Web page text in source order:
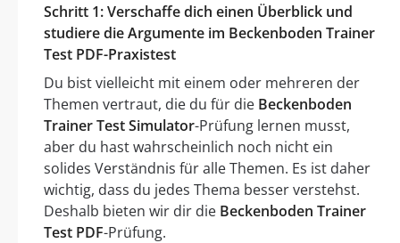
Schritt 1: Verschaffe dich einen Überblick und
studiere die Argumente im Beckenboden Trainer
Test PDF-Praxistest
Du bist vielleicht mit einem oder mehreren der
Themen vertraut, die du für die Beckenboden
Trainer Test Simulator-Prüfung lernen musst,
aber du hast wahrscheinlich noch nicht ein
solides Verständnis für alle Themen. Es ist daher
wichtig, dass du jedes Thema besser verstehst.
Deshalb bieten wir dir die Beckenboden Trainer
Test PDF-Prüfung.